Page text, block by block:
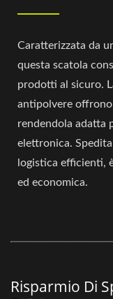
Caratterizzata da
questa scatola
prodotti al sicuro.
antipolvere
rendendola adatta
elettronica.
logistica efficienti,
ed economica.
Risparmio Di